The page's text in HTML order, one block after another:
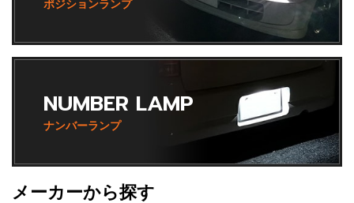
ポジションランプ
NUMBER LAMP
ナンバーランプ
メーカーから探す